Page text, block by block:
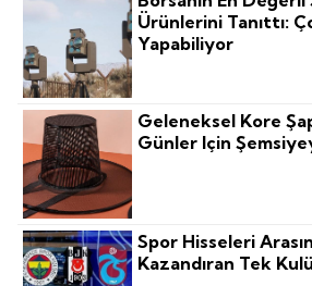
Ürünlerini Tanıttı:
Yapabiliyor
Geleneksel Kore
Günler Için
Spor Hisseleri
Kazandıran Tek